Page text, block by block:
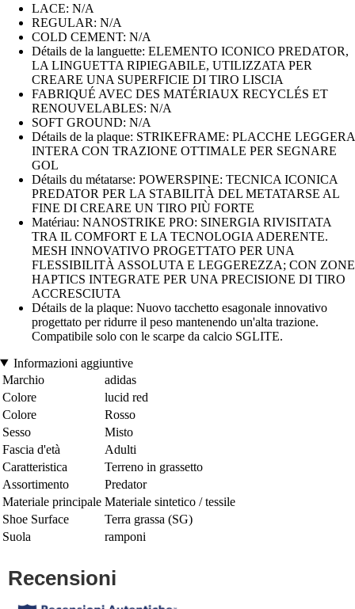
LACE: N/A
REGULAR: N/A
COLD CEMENT: N/A
Détails de la languette: ELEMENTO ICONICO PREDATOR,
LA LINGUETTA RIPIEGABILE, UTILIZZATA PER
CREARE UNA SUPERFICIE DI TIRO LISCIA
FABRIQUÉ AVEC DES MATÉRIAUX RECYCLÉS ET
RENOUVELABLES: N/A
SOFT GROUND: N/A
Détails de la plaque: STRIKEFRAME: PLACCHE LEGGERA
INTERA CON TRAZIONE OTTIMALE PER SEGNARE
GOL
Détails du métatarse: POWERSPINE: TECNICA ICONICA
PREDATOR PER LA STABILITÀ DEL METATARSE AL
FINE DI CREARE UN TIRO PIÙ FORTE
Matériau: NANOSTRIKE PRO: SINERGIA RIVISITATA
TRA IL COMFORT E LA TECNOLOGIA ADERENTE.
MESH INNOVATIVO PROGETTATO PER UNA
FLESSIBILITÀ ASSOLUTA E LEGGEREZZA; CON ZONE
HAPTICS INTEGRATE PER UNA PRECISIONE DI TIRO
ACCRESCIUTA
Détails de la plaque: Nuovo tacchetto esagonale innovativo
progettato per ridurre il peso mantenendo un'alta trazione.
Compatibile solo con le scarpe da calcio SGLITE.
Informazioni aggiuntive
Marchio
adidas
Colore
lucid red
Colore
Rosso
Sesso
Misto
Fascia d'età
Adulti
Caratteristica
Terreno in grassetto
Assortimento
Predator
Materiale principale Materiale sintetico / tessile
Shoe Surface
Terra grassa (SG)
Suola
ramponi